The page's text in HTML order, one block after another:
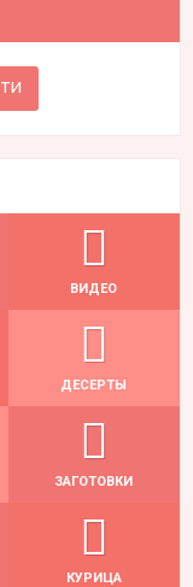
ВИДЕО
ДЕСЕРТЫ
ЗАГОТОВКИ
КУРИЦА